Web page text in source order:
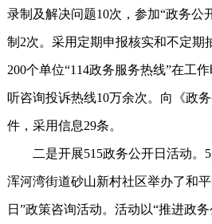
录制及解决问题10次，参加“政务公
制2次。采用定期申报核实和不定期
200个单位“114政务服务热线”在工
听咨询投诉热线10万余次。向《政
件，采用信息29条。
二是开展515政务公开日活动。5
浑河湾街道砂山新村社区举办了和
日”政策咨询活动。活动以“推进政